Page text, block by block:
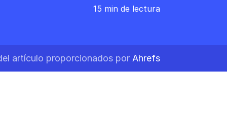
15 min de lectura
artículo proporcionados por Ahrefs